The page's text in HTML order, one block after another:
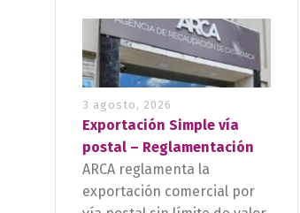
3 agosto, 2026
Exportación Simple vía
postal – Reglamentación
ARCA reglamenta la
exportación comercial por